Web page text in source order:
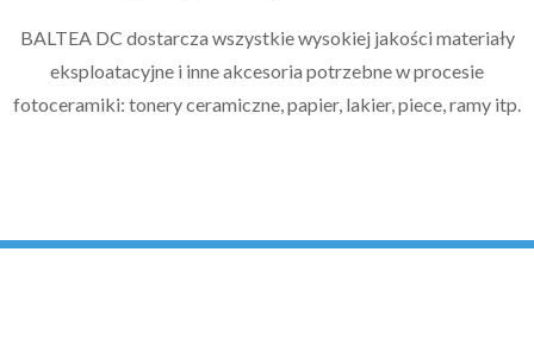
BALTEA DC dostarcza wszystkie wysokiej jakości materiały
eksploatacyjne i inne akcesoria potrzebne w procesie
fotoceramiki: tonery ceramiczne, papier, lakier, piece, ramy itp.